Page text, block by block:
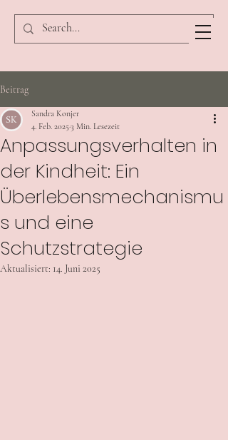
Beitrag
Anpassungsverhalten in
der Kindheit: Ein
Überlebensmechanismu
s und eine
Schutzstrategie
Sandra Konjer
4. Feb. 20253 Min. Lesezeit
Aktualisiert: 14. Juni 2025